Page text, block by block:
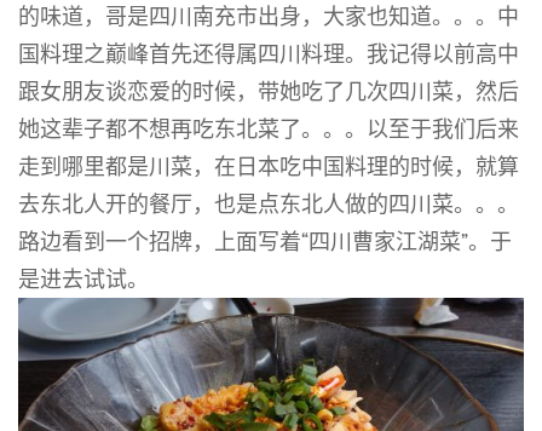
的味道，哥是四川南充市出身，大家也知道。。。中
国料理之巅峰首先还得属四川料理。我记得以前高中
跟女朋友谈恋爱的时候，带她吃了几次四川菜，然后
她这辈子都不想再吃东北菜了。。。以至于我们后来
走到哪里都是川菜，在日本吃中国料理的时候，就算
去东北人开的餐厅，也是点东北人做的四川菜。。。
路边看到一个招牌，上面写着“四川曹家江湖菜”。于
是进去试试。